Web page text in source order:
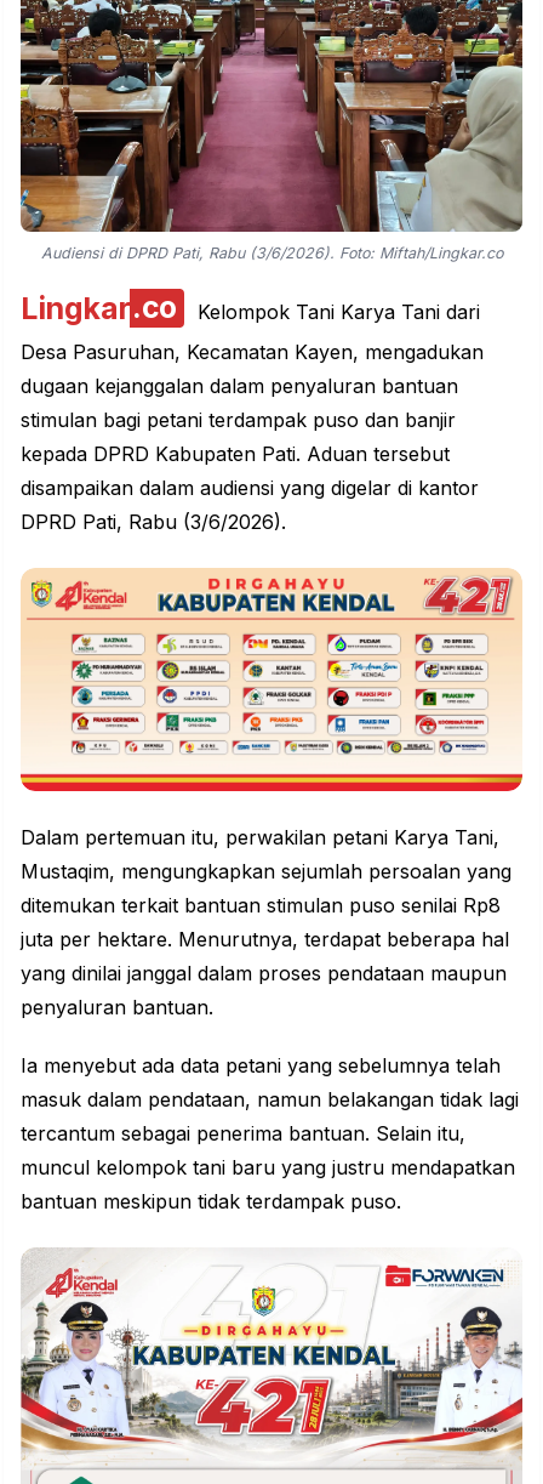
Audiensi di DPRD Pati, Rabu (3/6/2026). Foto: Miftah/Lingkar.co
Lingkar.co
Kelompok Tani Karya Tani dari
Desa Pasuruhan, Kecamatan Kayen, mengadukan
dugaan kejanggalan dalam penyaluran bantuan
stimulan bagi petani terdampak puso dan banjir
kepada DPRD Kabupaten Pati. Aduan tersebut
disampaikan dalam audiensi yang digelar di kantor
DPRD Pati, Rabu (3/6/2026).
Dalam pertemuan itu, perwakilan petani Karya Tani,
Mustaqim, mengungkapkan sejumlah persoalan yang
ditemukan terkait bantuan stimulan puso senilai Rp8
juta per hektare. Menurutnya, terdapat beberapa hal
yang dinilai janggal dalam proses pendataan maupun
penyaluran bantuan.
Ia menyebut ada data petani yang sebelumnya telah
masuk dalam pendataan, namun belakangan tidak lagi
tercantum sebagai penerima bantuan. Selain itu,
muncul kelompok tani baru yang justru mendapatkan
bantuan meskipun tidak terdampak puso.